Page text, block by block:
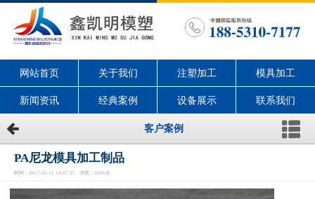
网站首页 关于我们 注塑加工 模具加工
新闻资讯 经典案例 设备展示 联系我们
客户案例
PA尼龙模具加工制品
时间：2017-10-11 14:07:35 浏览：3566次